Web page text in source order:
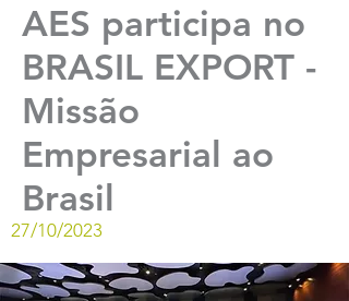
AES participa no
BRASIL EXPORT -
Missão
Empresarial ao
Brasil
27/10/2023